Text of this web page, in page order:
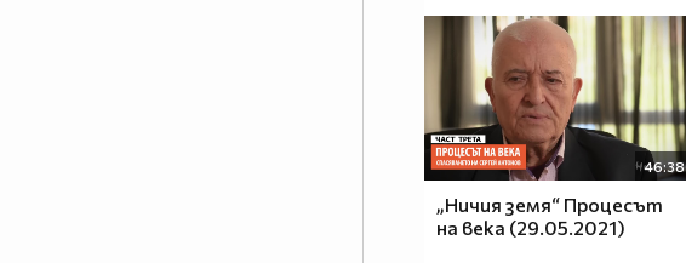
46:38
„Ничия земя“ Процесът
на века (29.05.2021)